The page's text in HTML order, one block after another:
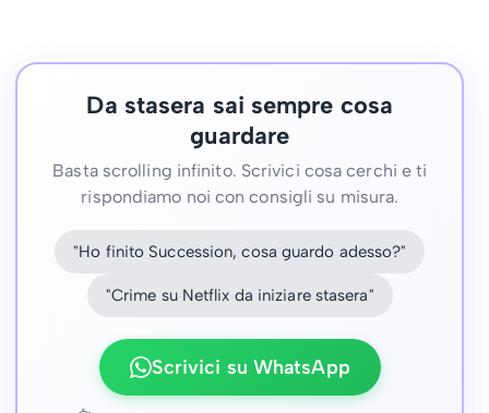
Da stasera sai sempre cosa
guardare
Basta scrolling infinito. Scrivici cosa cerchi e ti
rispondiamo noi con consigli su misura.
"Ho finito Succession, cosa guardo adesso?"
"Crime su Netflix da iniziare stasera"
Scrivici su WhatsApp